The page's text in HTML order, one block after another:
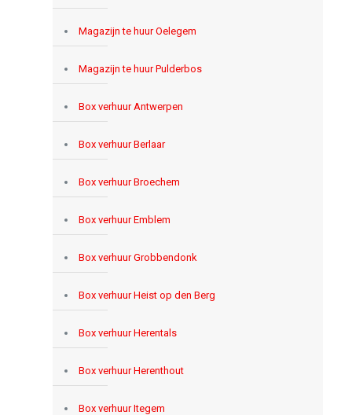
Magazijn te huur Oelegem
Magazijn te huur Pulderbos
Box verhuur Antwerpen
Box verhuur Berlaar
Box verhuur Broechem
Box verhuur Emblem
Box verhuur Grobbendonk
Box verhuur Heist op den Berg
Box verhuur Herentals
Box verhuur Herenthout
Box verhuur Itegem